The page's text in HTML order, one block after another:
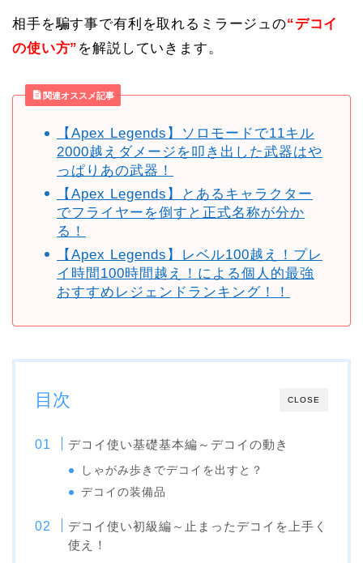
相手を騙す事で有利を取れるミラージュの“デコイ
の使い方” を解説していきます。
関連オススメ記事
【Apex Legends】ソロモードで11キル
2000越えダメージを叩き出した武器はや
っぱりあの武器！
【Apex Legends】とあるキャラクター
でフライヤーを倒すと正式名称が分か
る！
【Apex Legends】レベル100越え！プレ
イ時間100時間越え！による個人的最強
おすすめレジェンドランキング！！
CLOSE
目次
デコイ使い基礎基本編～デコイの動き
しゃがみ歩きでデコイを出すと？
デコイの装備品
デコイ使い初級編～止まったデコイを上手く
使え！